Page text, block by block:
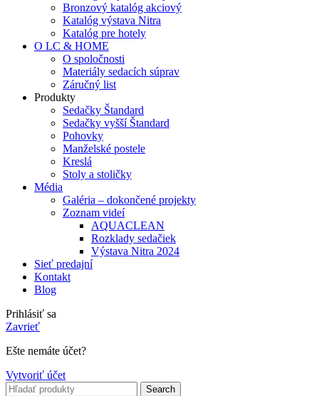
Bronzový katalóg akciový
Katalóg výstava Nitra
Katalóg pre hotely
O LC & HOME
O spoločnosti
Materiály sedacích súprav
Záručný list
Produkty
Sedačky Štandard
Sedačky vyšší Štandard
Pohovky
Manželské postele
Kreslá
Stoly a stoličky
Média
Galéria – dokončené projekty
Zoznam videí
AQUACLEAN
Rozklady sedačiek
Výstava Nitra 2024
Sieť predajní
Kontakt
Blog
Prihlásiť sa
Zavrieť
Ešte nemáte účet?
Vytvoriť účet
Search